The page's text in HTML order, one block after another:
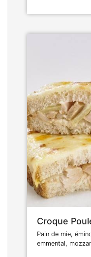
Croque
Pain de mie,
emmental,